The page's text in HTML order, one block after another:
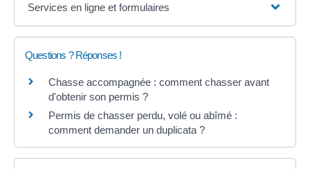
Services en ligne et formulaires
Questions ? Réponses !
Chasse accompagnée : comment chasser avant
d'obtenir son permis ?
Permis de chasser perdu, volé ou abîmé :
comment demander un duplicata ?